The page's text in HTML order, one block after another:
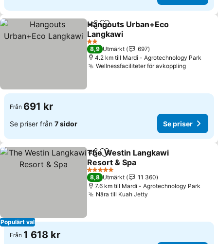
Dela Lägg till i Mina Favoriter
Hangouts Urban+Eco
Langkawi
Se priser
2 Stjärnor
8,9 Utmärkt
697
4.2 km till Mardi - Agrotechnology Park
Wellnessfaciliteter för avkopplingSe priser
Från 691 kr
Se priser från 7 sidor Se priser
Populärt val
Dela Lägg till i Mina Favoriter
The Westin Langkawi
Resort & Spa
Se priser
5 Stjärnor
8,8 Utmärkt
11 360
7.6 km till Mardi - Agrotechnology Park
Nära till Kuah Jetty
Från 1 618 kr